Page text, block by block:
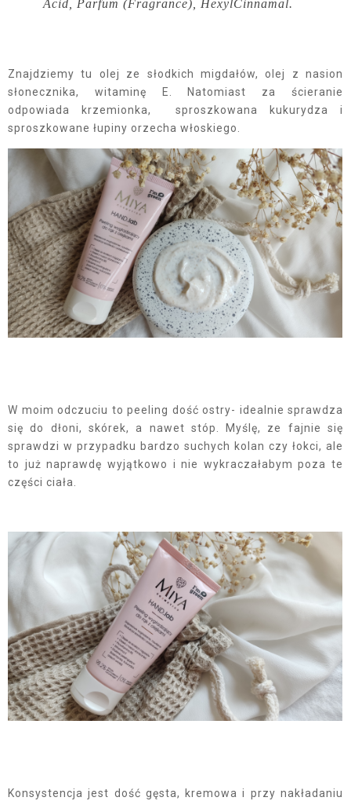
Acid, Parfum (Fragrance), HexylCinnamal.
Znajdziemy tu olej ze słodkich migdałów, olej z nasion
słonecznika, witaminę E. Natomiast za ścieranie
odpowiada krzemionka, sproszkowana kukurydza i
sproszkowane łupiny orzecha włoskiego.
W moim odczuciu to peeling dość ostry- idealnie sprawdza
się do dłoni, skórek, a nawet stóp. Myślę, ze fajnie się
sprawdzi w przypadku bardzo suchych kolan czy łokci, ale
to już naprawdę wyjątkowo i nie wykraczałabym poza te
części ciała.
Konsystencja jest dość gęsta, kremowa i przy nakładaniu